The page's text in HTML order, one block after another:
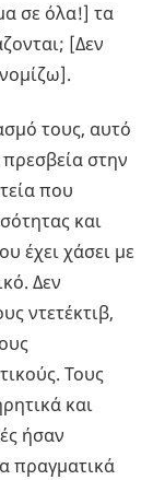
σε όλα!] τα
[Δεν
τους, αυτό
στην
που
και
έχει χάσει με
Δεν
ντετέκτιβ,
Τους
και
ήσαν
πραγματικά